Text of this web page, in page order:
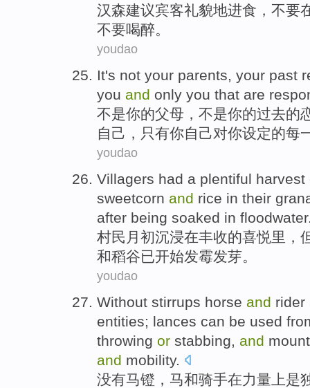
汉森建议宾客礼貌地进食， 不要
不要喝醉。
youdao
It's not your parents, your past
you and only you that are
不是你的父母 ，不是你的过去的
自己， 只有你自己对你设定的每
youdao
Villagers had a plentiful harvest
sweetcorn and rice in their
after being soaked in floodwater
村民 月初沉浸在丰收的喜悦里，
和稻谷已开始发霉发芽。
youdao
Without stirrups horse and rider
entities; lances can be used
throwing or stabbing, and
and mobility.
没有马镫 ， 马和骑手在力量 上是